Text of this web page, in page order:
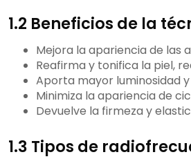
1.2 Beneficios de la
Mejora la apariencia de las
Reafirma y tonifica la piel,
Aporta mayor luminosidad
Minimiza la apariencia de
Devuelve la firmeza y
1.3 Tipos de